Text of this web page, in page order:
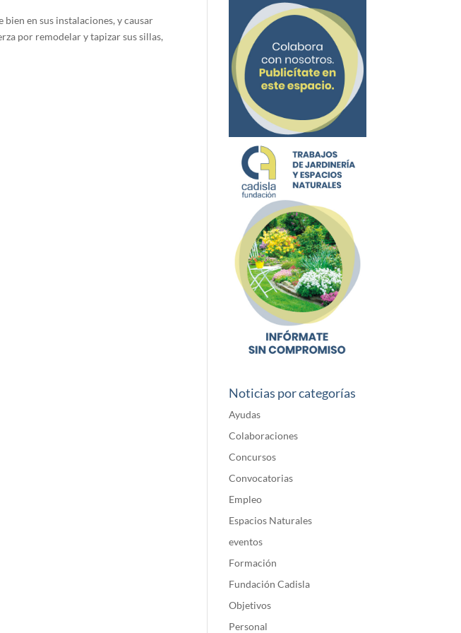
en sus instalaciones, y causar
por remodelar y tapizar sus sillas,
Noticias por categorías
Ayudas
Colaboraciones
Concursos
Convocatorias
Empleo
Espacios Naturales
eventos
Formación
Fundación Cadisla
Objetivos
Personal